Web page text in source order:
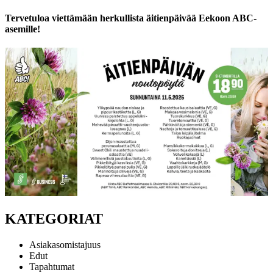
Tervetuloa viettämään herkullista äitienpäivää Eekoon ABC-
asemille!
KATEGORIAT
Asiakasomistajuus
Edut
Tapahtumat